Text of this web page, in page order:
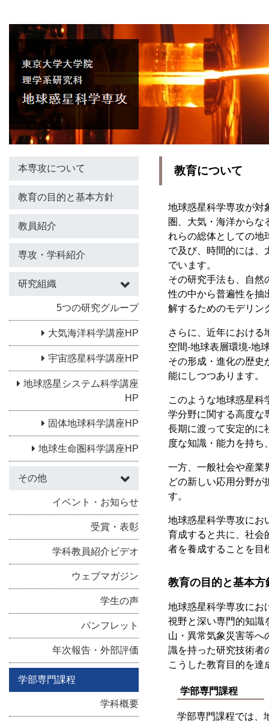
本専攻について
教育の目的と基本方針
教員紹介
専攻・学科紹介
研究組織
5つの研究グループ
大気海洋科学講座HP
宇宙惑星科学講座HP
地球惑星システム科学講座
HP
固体地球科学講座HP
地球生命圏科学講座HP
その他
イベント・お知らせ
受賞・表彰
学科教員紹介ビデオ
ウェブマガジン
学生の声
パンフレット
年次報告・外部評価
学部専門課程
学科概要
教育について
地球惑星科学専攻が対
圏、大気・海洋からな
れらの総体としての地
で及び、時間的には、
でいます。
その研究手法も、自然
性の中から普遍性を抽
解するためのモデリン
さらに、近年における
空間-地球表層環境-地
その形成・進化の歴史
能にしつつあります。
このような地球惑星科
学分野に関する高度な
長期に渡って安定的に
度な知識・能力を持ち
一方、一般社会や産業
どの新しい応用分野が
す。
地球惑星科学専攻にお
育成すると共に、社会
者を養成することを目
教育の目的と基本方
地球惑星科学専攻にお
視野と深い専門的知識
山・異常気象災害等へ
識を持った研究技術者
こうした教育目的を達
学部専門課程
学部専門課程では、